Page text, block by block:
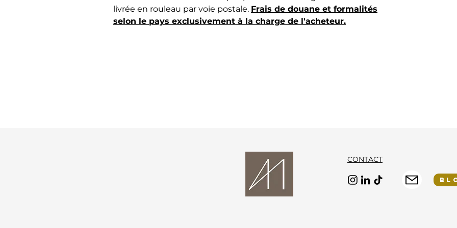
livrée en rouleau par voie postale. Frais de douane et formalités
selon le pays exclusivement à la charge de l'acheteur.
CONTACT